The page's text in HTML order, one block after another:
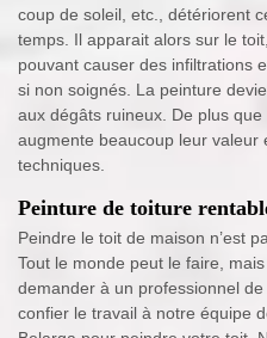
coup de soleil, etc., détériorent
temps. Il apparait alors sur le
pouvant causer des infiltrations
si non soignés. La peinture
aux dégâts ruineux. De plus
augmente beaucoup leur valeur
techniques.
Peinture de toiture
Peindre le toit de maison n’est
Tout le monde peut le faire,
demander à un professionnel de
confier le travail à notre équipe